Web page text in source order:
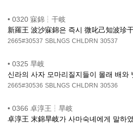
• 0320 寐錦┆干岐
新羅王 波沙寐錦은 즉시 微叱己知波珍
2665#30537 SBLNGS CHLDRN 30537
• 0325 旱岐
신라의 사자 모마리질지들이 몰래 배와
2665#30536 SBLNGS CHLDRN 30536
• 0366 卓淳王┆旱岐
卓淳王 末錦旱岐가 사마숙녜에게 말하